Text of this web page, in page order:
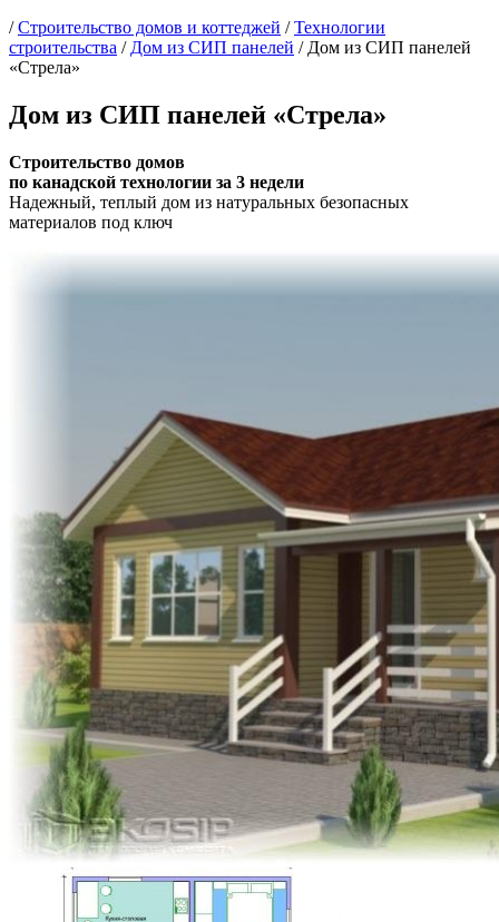
/Cтроительство домов и коттеджей /Технологии
строительства / Дом из СИП панелей / Дом из СИП панелей
«Стрела»
Дом из СИП панелей «Стрела»
Строительство домов
по канадской технологии за 3 недели
Надежный, теплый дом из натуральных безопасных
материалов под ключ